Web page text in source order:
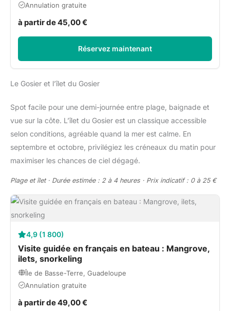
Annulation gratuite
à partir de 45,00 €
Réservez maintenant
Le Gosier et l’îlet du Gosier
Spot facile pour une demi-journée entre plage, baignade et
vue sur la côte. L’îlet du Gosier est un classique accessible
selon conditions, agréable quand la mer est calme. En
septembre et octobre, privilégiez les créneaux du matin pour
maximiser les chances de ciel dégagé.
Plage et îlet · Durée estimée : 2 à 4 heures · Prix indicatif : 0 à 25 €
4,9 (1 800)
Visite guidée en français en bateau : Mangrove,
ilets, snorkeling
Île de Basse-Terre, Guadeloupe
Annulation gratuite
à partir de 49,00 €